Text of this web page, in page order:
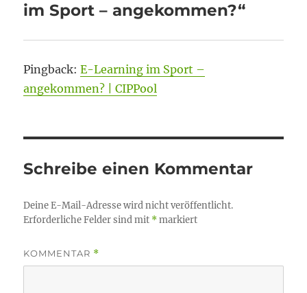
im Sport – angekommen?“
Pingback:E-Learning im Sport –
angekommen? | CIPPool
Schreibe einen Kommentar
Deine E-Mail-Adresse wird nicht veröffentlicht.
Erforderliche Felder sind mit *markiert
KOMMENTAR *